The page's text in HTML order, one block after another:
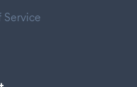
Service